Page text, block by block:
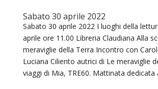
Sabato 30 aprile 2022
Sabato 30 aprile 2022 I luoghi della
aprile ore 11.00 Libreria Claudiana Alla
meraviglie della Terra Incontro con
Luciana Ciliento autrici di Le meraviglie
viaggi di Mia, TRE60. Mattinata dedicata